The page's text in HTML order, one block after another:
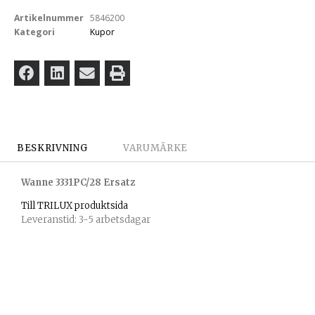
Artikelnummer 5846200
Kategori
Kupor
BESKRIVNING VARUMÄRKE
Wanne 3331PC/28 Ersatz
Till TRILUX produktsida
Leveranstid: 3-5 arbetsdagar